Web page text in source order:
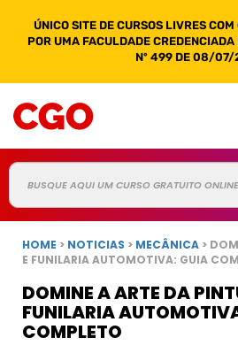
ÚNICO SITE DE CURSOS LIVRES
POR UMA FACULDADE
Nº 499 DE 08/07/
HOME > NOTICIAS > MECÂNICA >
E FUNILARIA AUTOMOTIVA: GUIA
DOMINE A ARTE DA
FUNILARIA
COMPLETO